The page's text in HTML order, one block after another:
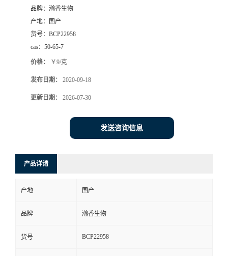
品牌： 瀚香生物
产地：
国产
货号： BCP22958
cas： 50-65-7
价格： ￥9/克
发布日期： 2020-09-18
更新日期： 2026-07-30
发送咨询信息
产品详请
产地 国产
品牌 瀚香生物
货号 BCP22958